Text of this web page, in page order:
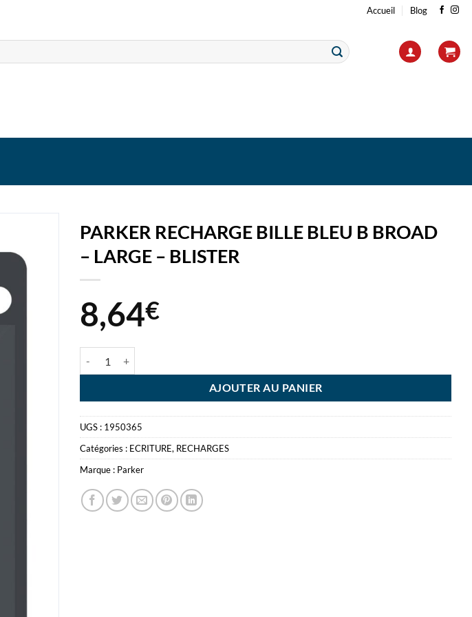
Accueil Blog
PARKER RECHARGE BILLE BLEU B BROAD
– LARGE – BLISTER
8,64€
AJOUTER AU PANIER
UGS : 1950365
Catégories : ECRITURE, RECHARGES
Marque : Parker